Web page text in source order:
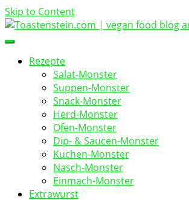
Skip to Content
Toastenstein.com
vegan food blog
Rezepte
Salat-Monster
Suppen-Monster
Snack-Monster
Herd-Monster
Ofen-Monster
Dip- & Saucen-Monster
Kuchen-Monster
Nasch-Monster
Einmach-Monster
Extrawurst